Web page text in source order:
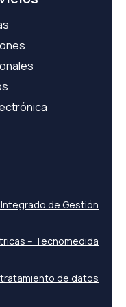
de Gestión
– Tecnomedida
de datos